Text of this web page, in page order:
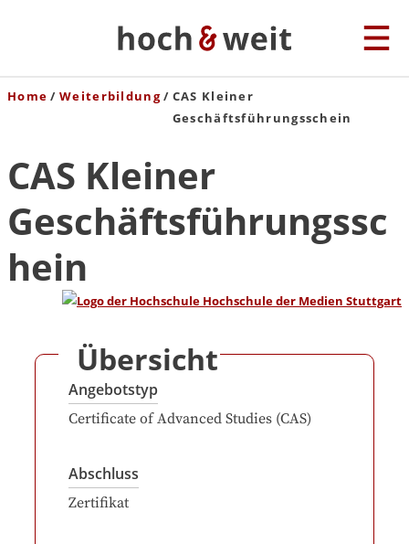
Home Weiterbildung
CAS Kleiner
Geschäftsführungsschein
CAS Kleiner
Geschäftsführungssc
hein
Übersicht
Angebotstyp
Certificate of Advanced Studies (CAS)
Abschluss
Zertifikat